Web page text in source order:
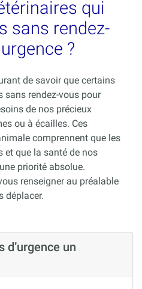
qui
sans rendez-
?
de savoir que certains
sans rendez-vous pour
de nos précieux
ou à écailles. Ces
comprennent que les
et que la santé de nos
priorité absolue.
renseigner au préalable
déplacer.
d’urgence un